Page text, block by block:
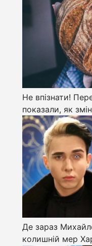
Не впізнати!
показали, як
Де зараз
колишній мер